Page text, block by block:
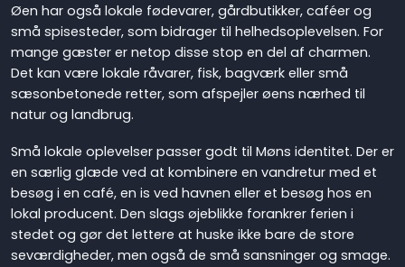
Øen har også lokale fødevarer, gårdbutikker, caféer og
små spisesteder, som bidrager til helhedsoplevelsen. For
mange gæster er netop disse stop en del af charmen.
Det kan være lokale råvarer, fisk, bagværk eller små
sæsonbetonede retter, som afspejler øens nærhed til
natur og landbrug.
Små lokale oplevelser passer godt til Møns identitet. Der er
en særlig glæde ved at kombinere en vandretur med et
besøg i en café, en is ved havnen eller et besøg hos en
lokal producent. Den slags øjeblikke forankrer ferien i
stedet og gør det lettere at huske ikke bare de store
seværdigheder, men også de små sansninger og smage.